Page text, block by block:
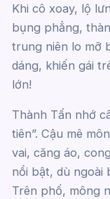
Khi cô xoay, lộ
bụng phẳng,
trung niên lo mỡ
dáng, khiến gái
lớn!
Thành Tấn nhớ
tiên”. Cậu mê
vai, căng áo,
nổi bật, dù ngoài
Trên phố, mông